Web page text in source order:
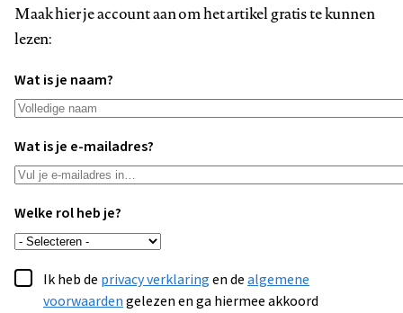
Maak hier je account aan om het artikel gratis te kunnen
lezen:
Wat is je naam?
Wat is je e-mailadres?
Welke rol heb je?
Ik heb de privacy verklaringen dealgemene
voorwaardengelezen en ga hiermee akkoord